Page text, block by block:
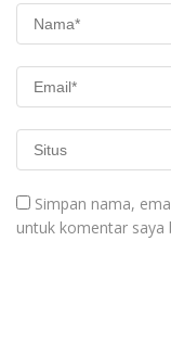
Simpan nama,
untuk komentar saya